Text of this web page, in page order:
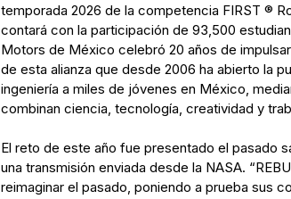
temporada 2026 de la competencia FIRST ®
contará con la participación de 93,500
Motors de México celebró 20 años de
de esta alianza que desde 2006 ha abierto la
ingeniería a miles de jóvenes en México,
combinan ciencia, tecnología, creatividad y
El reto de este año fue presentado el pasado
una transmisión enviada desde la NASA.
reimaginar el pasado, poniendo a prueba sus